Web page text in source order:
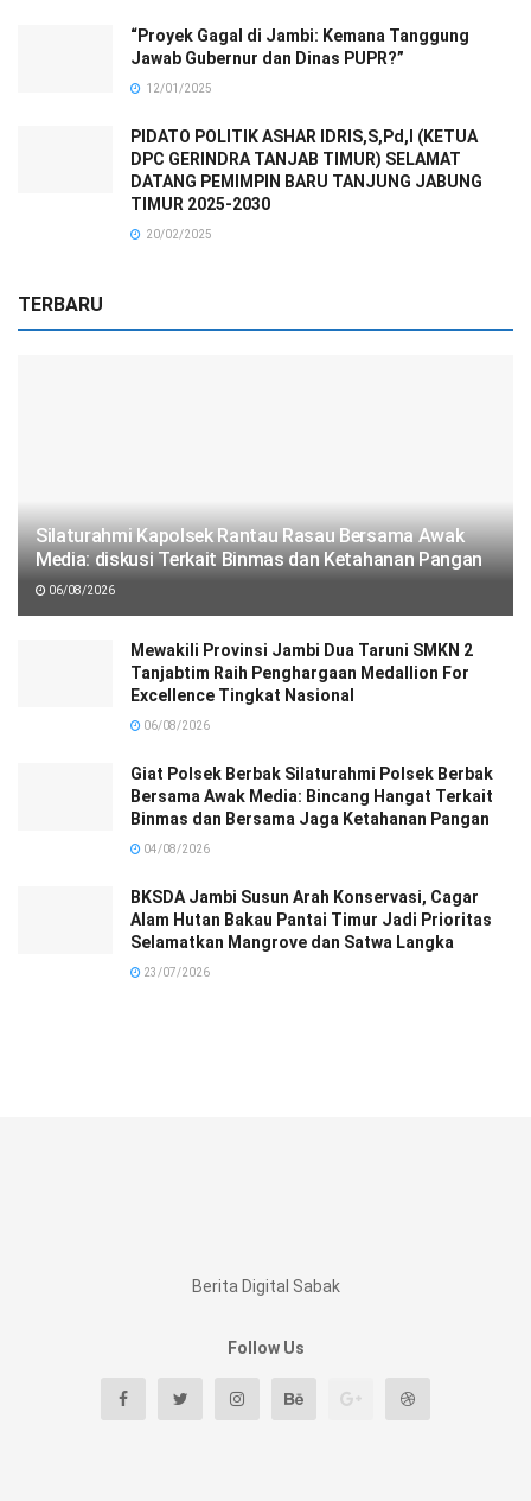
“Proyek Gagal di Jambi: Kemana Tanggung
Jawab Gubernur dan Dinas PUPR?”
12/01/2025
PIDATO POLITIK ASHAR IDRIS,S,Pd,I (KETUA
DPC GERINDRA TANJAB TIMUR) SELAMAT
DATANG PEMIMPIN BARU TANJUNG JABUNG
TIMUR 2025-2030
20/02/2025
TERBARU
Silaturahmi Kapolsek Rantau Rasau Bersama Awak
Media: diskusi Terkait Binmas dan Ketahanan Pangan
06/08/2026
Mewakili Provinsi Jambi Dua Taruni SMKN 2
Tanjabtim Raih Penghargaan Medallion For
Excellence Tingkat Nasional
06/08/2026
Giat Polsek Berbak Silaturahmi Polsek Berbak
Bersama Awak Media: Bincang Hangat Terkait
Binmas dan Bersama Jaga Ketahanan Pangan
04/08/2026
BKSDA Jambi Susun Arah Konservasi, Cagar
Alam Hutan Bakau Pantai Timur Jadi Prioritas
Selamatkan Mangrove dan Satwa Langka
23/07/2026
Berita Digital Sabak
Follow Us